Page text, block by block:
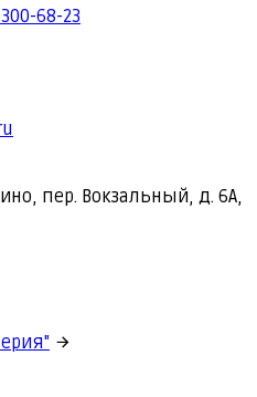
68-23
пер. Вокзальный, д. 6А,